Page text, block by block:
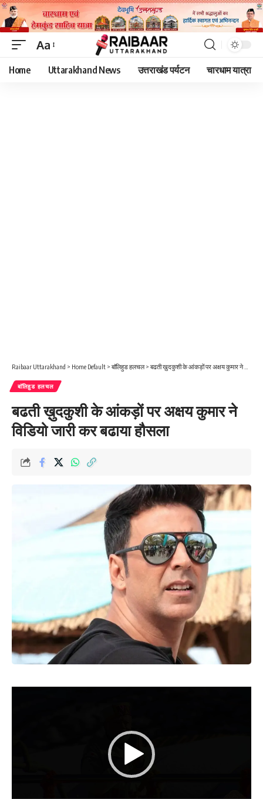
Font
Resizer
Aa
Home Uttarakhand News उत्तराखंड पर्यटन चारधाम यात्रा
Raibaar Uttarakhand > Home Default > बाॅलिहुड हलचल> बढती ख़ुदकुशी के आंकड़ों पर अक्षय कुमार ने विडियो जारी कर बढाया हौसला
बाॅलिहुड हलचल
बढती ख़ुदकुशी के आंकड़ों पर अक्षय कुमार ने
विडियो जारी कर बढाया हौसला